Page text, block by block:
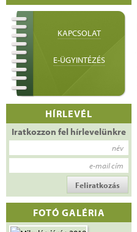
KAPCSOLAT
E-ÜGYINTÉZÉS
HÍRLEVÉL
Iratkozzon fel hírlevelünkre
név
e-mail cím
FOTÓ GALÉRIA